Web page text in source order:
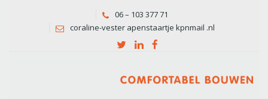
06 – 103 377 71
coraline-vester apenstaartje kpnmail .nl